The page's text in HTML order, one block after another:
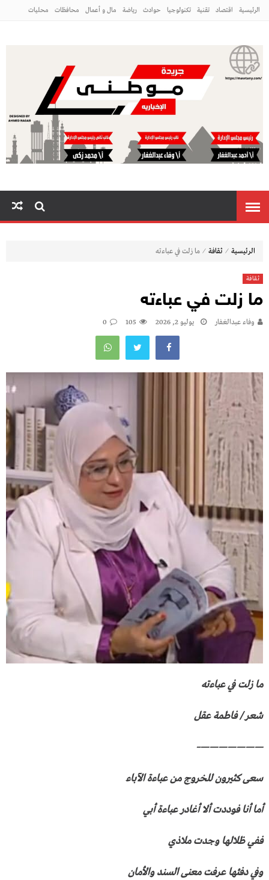
الرئيسية اقتصاد تقنية تكنولوجيا حوادث رياضة مال و أعمال محافظات محليات
الرئيسية ⁄ ثقافة ⁄ ما زلت في عباءته
ثقافة
ما زلت في عباءته
وفاء عبدالغفار يوليو 2, 2026 105
0
ما زلت في عباءته
شعر / فاطمة عقل
———————–
سعى كثيرون للخروج من عباءة الآباء
أما أنا فوددت ألا أغادر عباءة أبي
ففي ظلالها وجدت ملاذي
وفي دفئها عرفت معنى السند والأمان